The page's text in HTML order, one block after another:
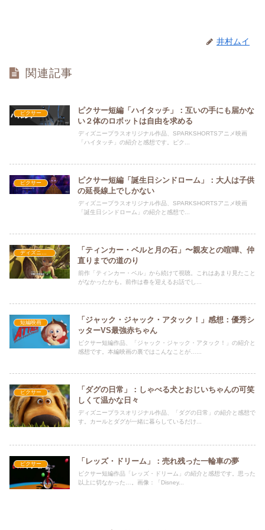
井村ムイ
関連記事
ピクサー
ピクサー短編「ハイタッチ」：互いの手にも届かな
い２体のロボットは自由を求める
ディズニープラスオリジナル作品、SPARKSHORTSアニメ映画
「ハイタッチ」の紹介と感想です。ピク...
ピクサー
ピクサー短編「誕生日シンドローム」：大人は子供
の延長線上でしかない
ディズニープラスオリジナル作品、SPARKSHORTSアニメ映画
「誕生日シンドローム」の紹介と感想で...
「ティンカー・ベルと月の石」〜親友との喧嘩、仲
直りまでの道のり
前作「ティンカー・ベル」から続けて視聴。これはあまり見たこと
がなかったかも。前作は春を迎えるお話でし...
短編映画
「ジャック・ジャック・アタック！」感想：優秀シ
ッターVS最強赤ちゃん
ピクサー短編作品、「ジャック・ジャック・アタック！」の紹介と
感想です。本編映画の裏ではこんなことが…...
ピクサー
「ダグの日常」：しゃべる犬とおじいちゃんの可笑
しくて温かな日々
ディズニープラスオリジナル作品、「ダグの日常」の紹介と感想で
す。カールとダグが一緒に暮らしているだけ...
ピクサー 「レッズ・ドリーム」：売れ残った一輪車の夢
ピクサー短編作品「レッズ・ドリーム」の紹介と感想です。思った
以上に切なかった…。画像：「Disney...